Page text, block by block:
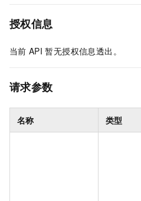
授权信息
当前 API 暂无授权信息透出。
请求参数
名称 类型